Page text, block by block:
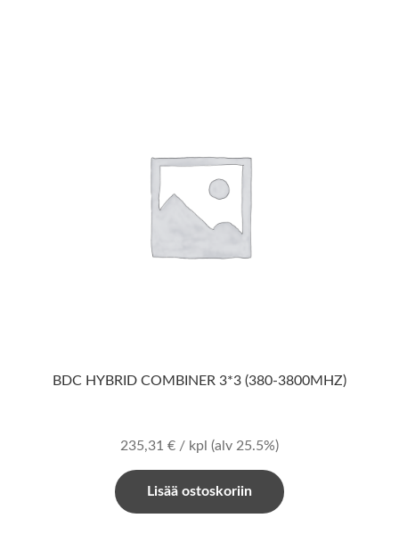
BDC HYBRID COMBINER 3*3 (380-3800MHZ)
235,31 € / kpl (alv 25.5%)
Lisää ostoskoriin